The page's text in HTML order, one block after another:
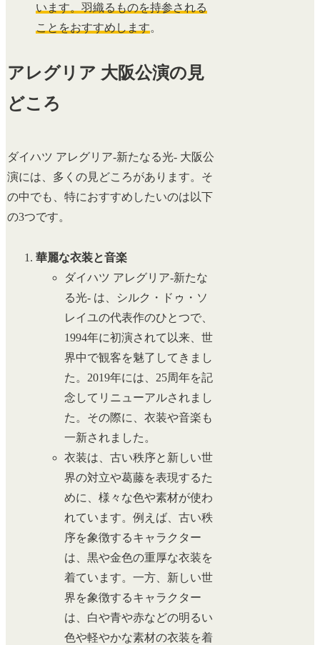
います。羽織るものを持参される
ことをおすすめします。
アレグリア 大阪公演の見
どころ
ダイハツ アレグリア-新たなる光- 大阪公
演には、多くの見どころがあります。そ
の中でも、特におすすめしたいのは以下
の3つです。
華麗な衣装と音楽
ダイハツ アレグリア-新たな
る光- は、シルク・ドゥ・ソ
レイユの代表作のひとつで、
1994年に初演されて以来、世
界中で観客を魅了してきまし
た。2019年には、25周年を記
念してリニューアルされまし
た。その際に、衣装や音楽も
一新されました。
衣装は、古い秩序と新しい世
界の対立や葛藤を表現するた
めに、様々な色や素材が使わ
れています。例えば、古い秩
序を象徴するキャラクター
は、黒や金色の重厚な衣装を
着ています。一方、新しい世
界を象徴するキャラクター
は、白や青や赤などの明るい
色や軽やかな素材の衣装を着